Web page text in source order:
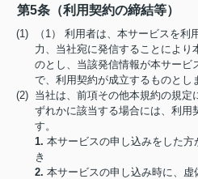
第5条（利用契約の締結等）
(1) （1） 利用者は、本サービスを利
力、当社宛に発信することにより
のとし、当該発信情報が本サービ
で、利用契約が成立するものとし
(2) 当社は、前項その他本規約の規定
ずれかに該当する場合には、利用
す。
1. 本サービスの申し込みをした
き
2. 本サービスの申し込み時に、